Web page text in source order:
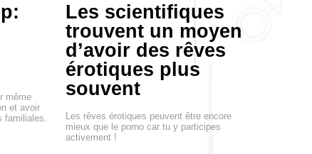
même
et avoir
familiales.
Les scientifiques
trouvent un moyen
d’avoir des rêves
érotiques plus
souvent
Les rêves érotiques peuvent être encore
mieux que le porno car tu y participes
activement !